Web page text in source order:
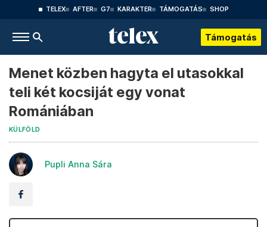
TELEX AFTER G7 KARAKTER TÁMOGATÁS SHOP
Támogatás
Menet közben hagyta el utasokkal
teli két kocsiját egy vonat
Romániában
KÜLFÖLD
Pupli Anna Sára